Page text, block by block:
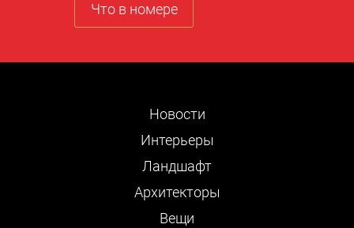
Что в номере
Новости
Интерьеры
Ландшафт
Архитекторы
Вещи